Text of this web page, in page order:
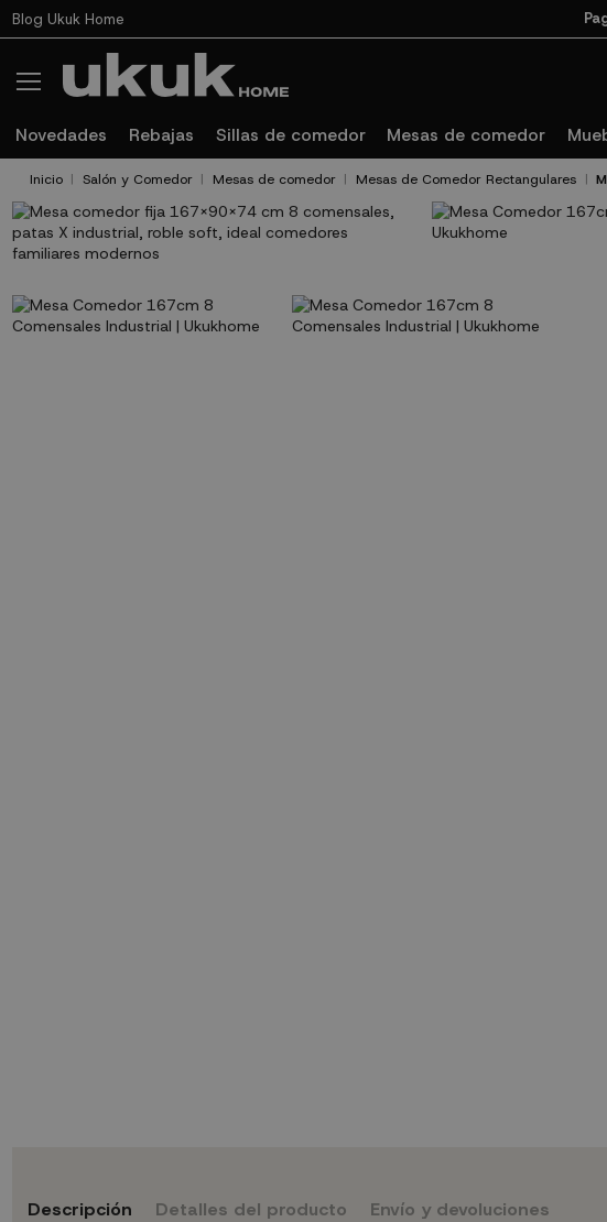
Blog Ukuk Home
Novedades Rebajas Sillas de comedor Mesas de comedor
Inicio Salón y Comedor Mesas de comedor Mesas de Comedor Rectangulares
Descripción Detalles del producto Envío y devoluciones